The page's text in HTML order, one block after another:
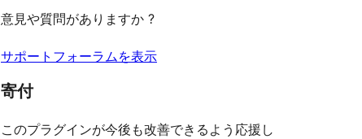
ー
ュ
ー
意見や質問がありますか ?
サポートフォーラムを表示
寄付
このプラグインが今後も改善できるよう応援し